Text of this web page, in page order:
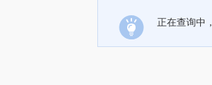
正在查询中